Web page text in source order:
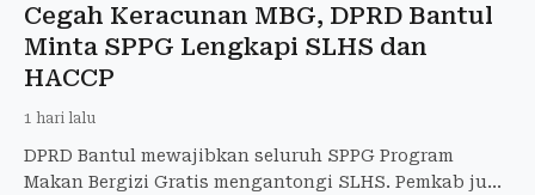
Cegah Keracunan MBG, DPRD Bantul
Minta SPPG Lengkapi SLHS dan
HACCP
1 hari lalu
DPRD Bantul mewajibkan seluruh SPPG Program
Makan Bergizi Gratis mengantongi SLHS. Pemkab juga